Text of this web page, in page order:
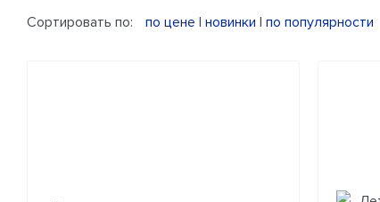
Сортировать по: по цене | новинки | по популярности